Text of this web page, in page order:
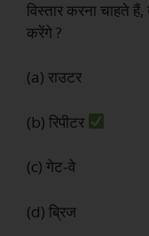
विस्तार करना चाहते
करेंगे ?
(a) राउटर
(b) रिपीटर
(c) गेट-वे
(d) ब्रिज